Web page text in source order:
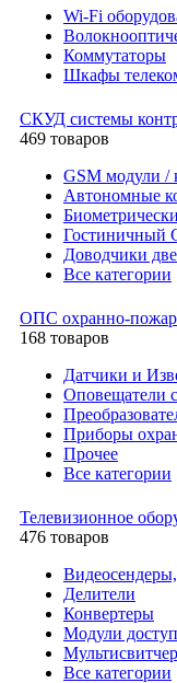
Wi-Fi
Коммутаторы
Шкафы
СКУД системы
469 товаров
GSM модули /
Автономные
Гостиничный
Доводчики
Все категории
ОПС охранно-
168 товаров
Датчики и
Оповещатели
Приборы
Прочее
Все категории
Телевизионное
476 товаров
Делители
Конвертеры
Модули
Все категории